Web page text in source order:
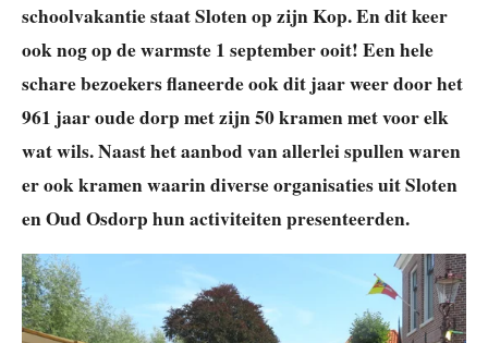
schoolvakantie staat Sloten op zijn Kop. En dit keer
ook nog op de warmste 1 september ooit! Een hele
schare bezoekers flaneerde ook dit jaar weer door het
961 jaar oude dorp met zijn 50 kramen met voor elk
wat wils. Naast het aanbod van allerlei spullen waren
er ook kramen waarin diverse organisaties uit Sloten
en Oud Osdorp hun activiteiten presenteerden.